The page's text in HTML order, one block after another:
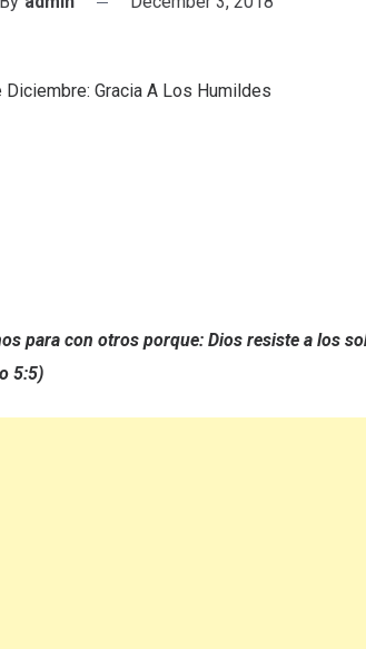
para con otros porque: Dios resiste a los
5:5)